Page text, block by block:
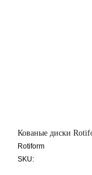
Кованые диски
Rotiform
SKU: